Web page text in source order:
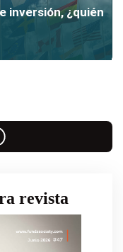
inversión, ¿quién
revista